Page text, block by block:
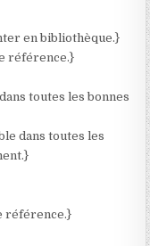
en bibliothèque.}
référence.}
toutes les bonnes
dans toutes les
référence.}